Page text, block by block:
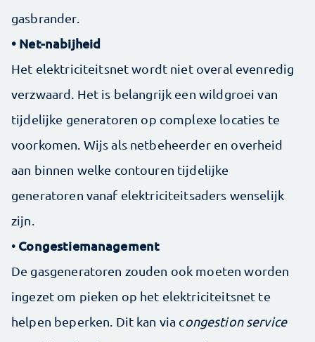
gasbrander.
• Net-nabijheid
Het elektriciteitsnet wordt niet overal evenredig
verzwaard. Het is belangrijk een wildgroei van
tijdelijke generatoren op complexe locaties te
voorkomen. Wijs als netbeheerder en overheid
aan binnen welke contouren tijdelijke
generatoren vanaf elektriciteitsaders wenselijk
zijn.
• Congestiemanagement
De gasgeneratoren zouden ook moeten worden
ingezet om pieken op het elektriciteitsnet te
helpen beperken. Dit kan via congestion service